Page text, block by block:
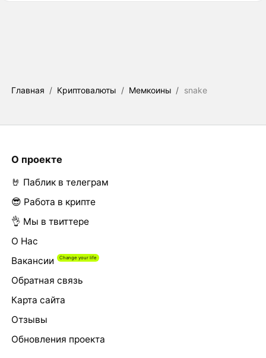
Главная / Криптовалюты / Мемкоины / snake
О проекте
🤘 Паблик в телеграм
😎 Работа в крипте
👌 Мы в твиттере
О Нас
Вакансии
Обратная связь
Карта сайта
Отзывы
Обновления проекта